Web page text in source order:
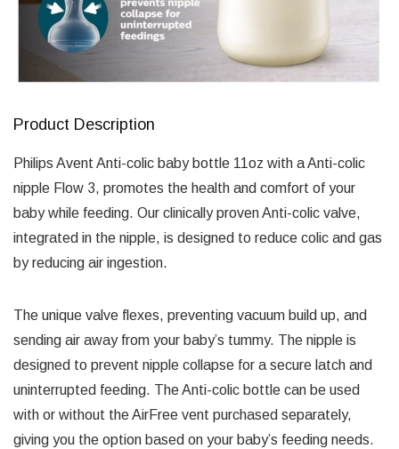
Product Description
Philips Avent Anti-colic baby bottle 11oz with a Anti-colic
nipple Flow 3, promotes the health and comfort of your
baby while feeding. Our clinically proven Anti-colic valve,
integrated in the nipple, is designed to reduce colic and gas
by reducing air ingestion.
The unique valve flexes, preventing vacuum build up, and
sending air away from your baby’s tummy. The nipple is
designed to prevent nipple collapse for a secure latch and
uninterrupted feeding. The Anti-colic bottle can be used
with or without the AirFree vent purchased separately,
giving you the option based on your baby’s feeding needs.